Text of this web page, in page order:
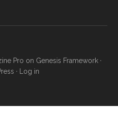
Pro on Genesis Framework·
· Log in